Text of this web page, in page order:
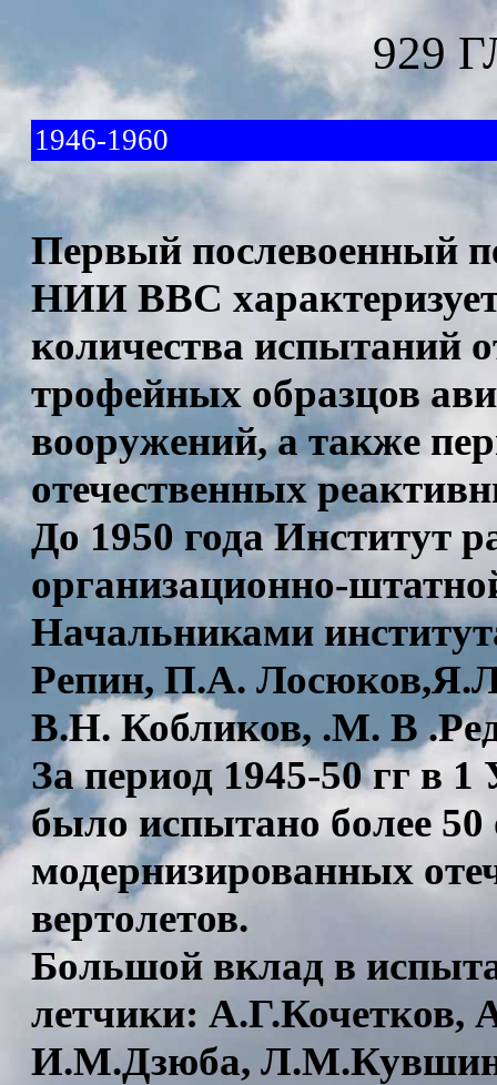
929
1946-1960
Первый послевоенный
НИИ ВВС
количества испытаний
трофейных образцов
вооружений, а также
отечественных
До 1950 года Институт
организационно-
Начальниками
Репин, П.А.
В.Н. Кобликов, .М. В
За период 1945-50 гг
было испытано более
модернизированных
вертолетов.
Большой вклад в
летчики:
И.М.Дзюба,